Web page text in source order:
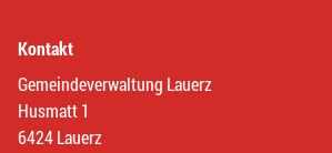
Kontakt
Gemeindeverwaltung Lauerz
Husmatt 1
6424 Lauerz